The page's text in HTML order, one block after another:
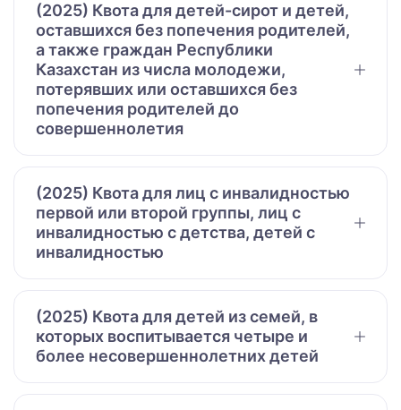
(2025) Квота для детей-сирот и детей,
оставшихся без попечения родителей,
а также граждан Республики
Казахстан из числа молодежи,
потерявших или оставшихся без
попечения родителей до
совершеннолетия
(2025) Квота для лиц с инвалидностью
первой или второй группы, лиц с
инвалидностью с детства, детей с
инвалидностью
(2025) Квота для детей из семей, в
которых воспитывается четыре и
более несовершеннолетних детей